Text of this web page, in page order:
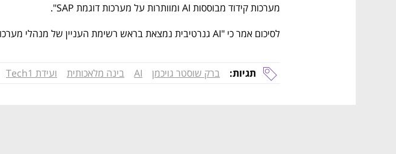
מערכות קידוד מבוססות AI ומוותרות על מערכות דוגמת SAP".
לסיכום אמר כי "AI גנרטיבית נמצאת בראש רשימת העניין של מנהלי מערכות מידע ארגוניות".
תגיות: ברק שוסטר גויכמן AI בינה מלאכותית ועידת Tech1